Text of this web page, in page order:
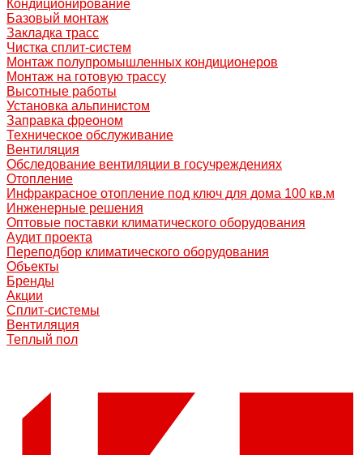
Кондиционирование
Базовый монтаж
Закладка трасс
Чистка сплит-систем
Монтаж полупромышленных кондиционеров
Монтаж на готовую трассу
Высотные работы
Установка альпинистом
Заправка фреоном
Техническое обслуживание
Вентиляция
Обследование вентиляции в госучреждениях
Отопление
Инфракрасное отопление под ключ для дома 100 кв.м
Инженерные решения
Оптовые поставки климатического оборудования
Аудит проекта
Переподбор климатического оборудования
Объекты
Бренды
Акции
Сплит-системы
Вентиляция
Теплый пол